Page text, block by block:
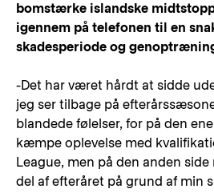
bomstærke islandske
igennem på telefonen til en
skadesperiode og
-Det har været hårdt at sidde
jeg ser tilbage på
blandede følelser, for på den
kæmpe oplevelse med
League, men på den anden
del af efteråret på grund af min